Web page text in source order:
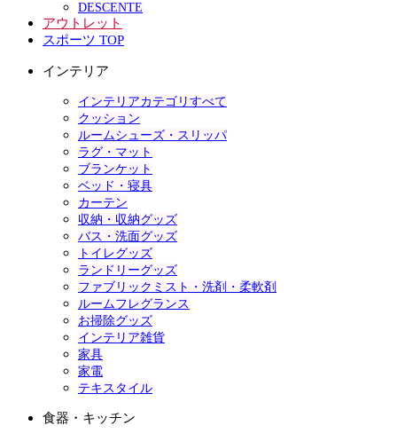
DESCENTE
アウトレット
スポーツ TOP
インテリア
インテリアカテゴリすべて
クッション
ルームシューズ・スリッパ
ラグ・マット
ブランケット
ベッド・寝具
カーテン
収納・収納グッズ
バス・洗面グッズ
トイレグッズ
ランドリーグッズ
ファブリックミスト・洗剤・柔軟剤
ルームフレグランス
お掃除グッズ
インテリア雑貨
家具
家電
テキスタイル
食器・キッチン